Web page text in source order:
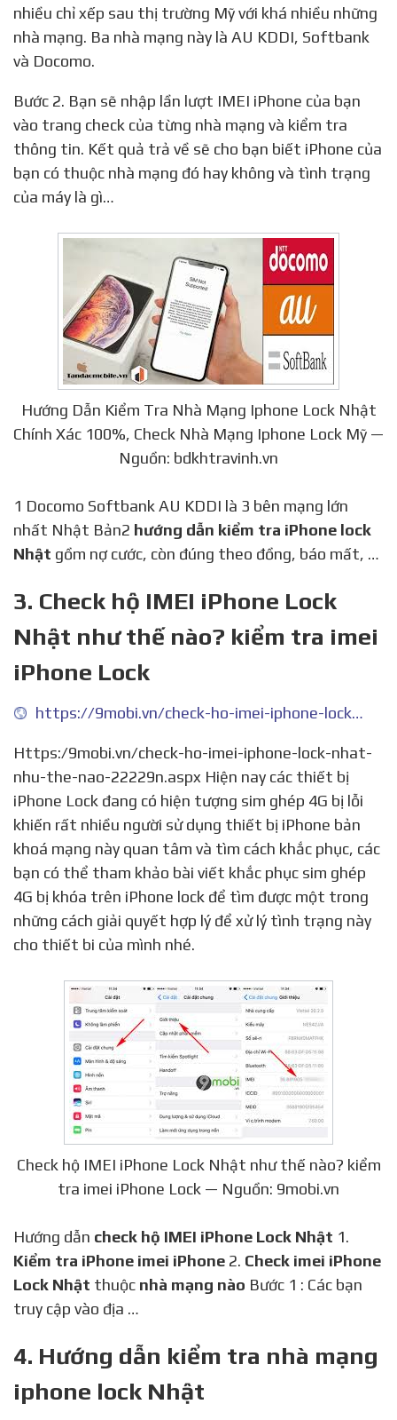
nhiều chỉ xếp sau thị trường Mỹ với khá nhiều những
nhà mạng. Ba nhà mạng này là AU KDDI, Softbank
và Docomo.
Bước 2. Bạn sẽ nhập lần lượt IMEI iPhone của bạn
vào trang check của từng nhà mạng và kiểm tra
thông tin. Kết quả trả về sẽ cho bạn biết iPhone của
bạn có thuộc nhà mạng đó hay không và tình trạng
của máy là gì…
Hướng Dẫn Kiểm Tra Nhà Mạng Iphone Lock Nhật
Chính Xác 100%, Check Nhà Mạng Iphone Lock Mỹ —
Nguồn: bdkhtravinh.vn
1 Docomo Softbank AU KDDI là 3 bên mạng lớn
nhất Nhật Bản2 hướng dẫn kiểm tra iPhone lock
Nhật gồm nợ cước, còn đúng theo đồng, báo mất, …
3. Check hộ IMEI iPhone Lock
Nhật như thế nào? kiểm tra imei
iPhone Lock
https://9mobi.vn/check-ho-imei-iphone-lock-nhat-nhu-the-nao-22229n.aspx
Https:/9mobi.vn/check-ho-imei-iphone-lock-nhat-
nhu-the-nao-22229n.aspx Hiện nay các thiết bị
iPhone Lock đang có hiện tượng sim ghép 4G bị lỗi
khiến rất nhiều người sử dụng thiết bị iPhone bản
khoá mạng này quan tâm và tìm cách khắc phục, các
bạn có thể tham khảo bài viết khắc phục sim ghép
4G bị khóa trên iPhone lock để tìm được một trong
những cách giải quyết hợp lý để xử lý tình trạng này
cho thiết bi của mình nhé.
Check hộ IMEI iPhone Lock Nhật như thế nào? kiểm
tra imei iPhone Lock — Nguồn: 9mobi.vn
Hướng dẫn check hộ IMEI iPhone Lock Nhật 1.
Kiểm tra iPhone imei iPhone 2. Check imei iPhone
Lock Nhật thuộc nhà mạng nào Bước 1 : Các bạn
truy cập vào địa …
4. Hướng dẫn kiểm tra nhà mạng
iphone lock Nhật